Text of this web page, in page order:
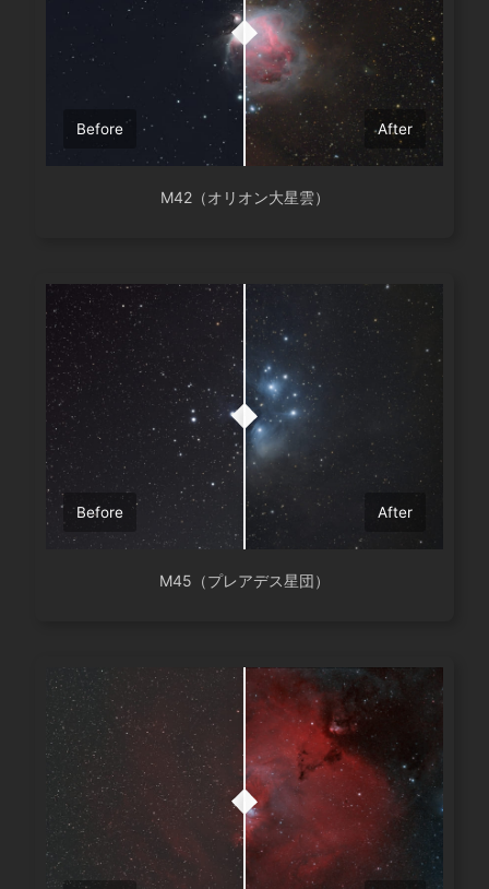
Before After
M42（オリオン大星雲）
Before After
M45（プレアデス星団）